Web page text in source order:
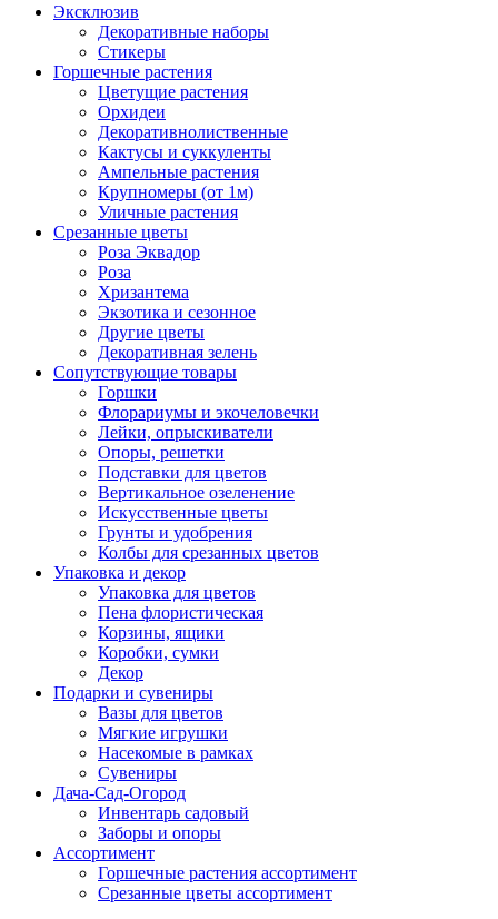
Эксклюзив
Декоративные наборы
Стикеры
Горшечные растения
Цветущие растения
Орхидеи
Декоративнолиственные
Кактусы и суккуленты
Ампельные растения
Крупномеры (от 1м)
Уличные растения
Срезанные цветы
Роза Эквадор
Роза
Хризантема
Экзотика и сезонное
Другие цветы
Декоративная зелень
Сопутствующие товары
Горшки
Флорариумы и экочеловечки
Лейки, опрыскиватели
Опоры, решетки
Подставки для цветов
Вертикальное озеленение
Искусственные цветы
Грунты и удобрения
Колбы для срезанных цветов
Упаковка и декор
Упаковка для цветов
Пена флористическая
Корзины, ящики
Коробки, сумки
Декор
Подарки и сувениры
Вазы для цветов
Мягкие игрушки
Насекомые в рамках
Сувениры
Дача-Сад-Огород
Инвентарь садовый
Заборы и опоры
Ассортимент
Горшечные растения ассортимент
Срезанные цветы ассортимент